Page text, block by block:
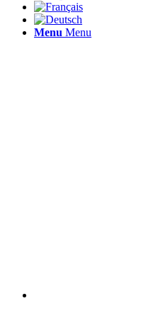
Menu Menu